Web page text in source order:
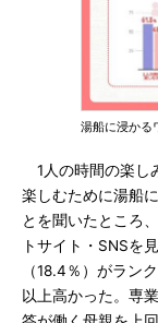
湯船に浸かる
1人の時間の楽し
楽しむために湯船
とを聞いたところ
トサイト・SNSを
（18.4％）がラン
以上高かった。専